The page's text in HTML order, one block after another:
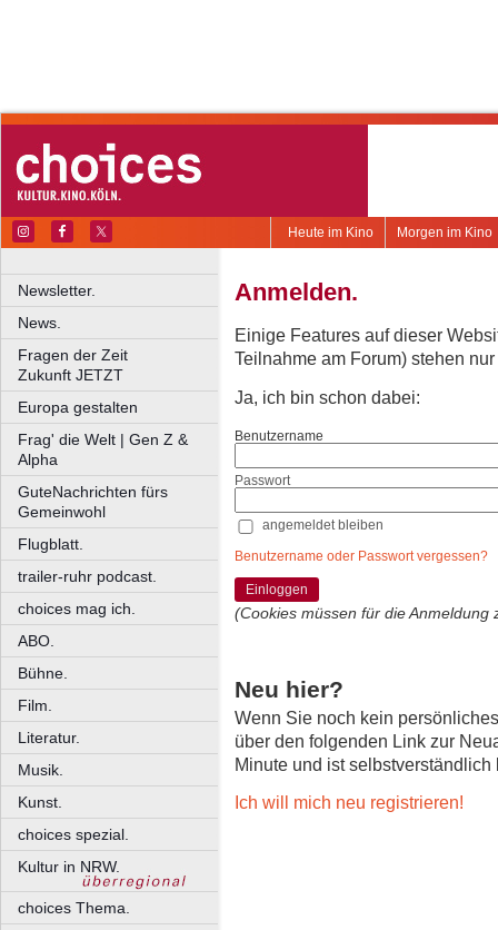
Morgen im Kino
Heute im Kino
Newsletter.
News.
Fragen der Zeit
Zukunft JETZT
Europa gestalten
Frag' die Welt | Gen Z &
Alpha
GuteNachrichten fürs
Gemeinwohl
Flugblatt.
trailer-ruhr podcast.
choices mag ich.
ABO.
Bühne.
Film.
Literatur.
Musik.
Kunst.
choices spezial.
Kultur in NRW.
choices Thema.
Anmelden.
Einige Features auf dieser
Teilnahme am Forum) stehen
Ja, ich bin schon dabei:
Benutzername
Passwort
angemeldet bleiben
Benutzername oder Passwort vergessen?
Einloggen
(Cookies müssen für die Anmeldung
Neu hier?
Wenn Sie noch kein
über den folgenden Link zur
Minute und ist selbstverständlich
Ich will mich neu registrieren!